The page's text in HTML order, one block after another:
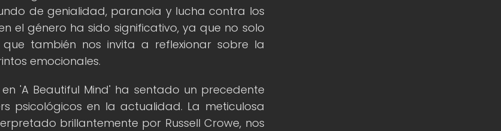
de genialidad, paranoia y lucha contra los
el género ha sido significativo, ya que no solo
también nos invita a reflexionar sobre la
emocionales.
'A Beautiful Mind' ha sentado un precedente
psicológicos en la actualidad. La meticulosa
brillantemente por Russell Crowe, nos